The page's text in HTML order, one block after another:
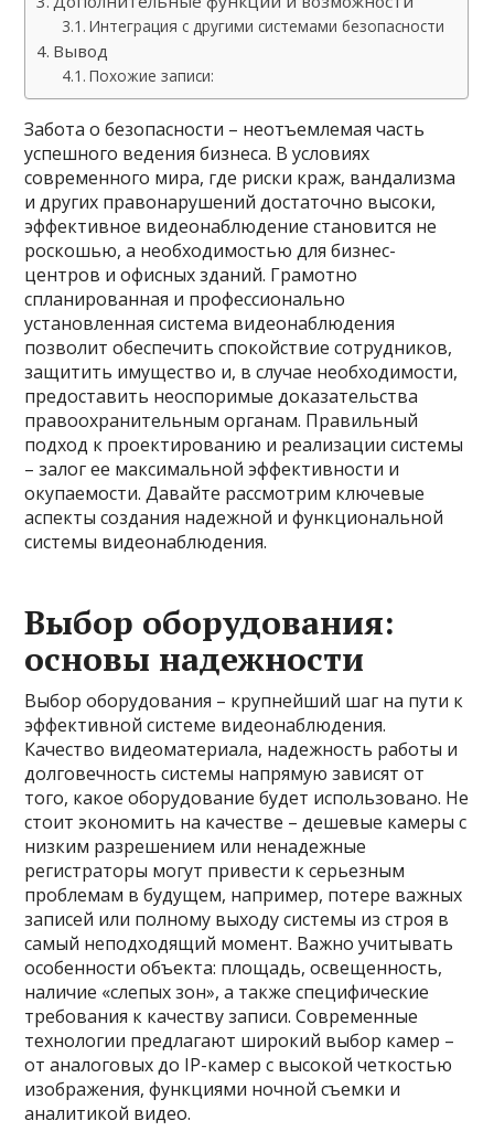
Интеграция с другими системами безопасности
Вывод
Похожие записи:
Забота о безопасности – неотъемлемая часть
успешного ведения бизнеса. В условиях
современного мира, где риски краж, вандализма
и других правонарушений достаточно высоки,
эффективное видеонаблюдение становится не
роскошью, а необходимостью для бизнес-
центров и офисных зданий. Грамотно
спланированная и профессионально
установленная система видеонаблюдения
позволит обеспечить спокойствие сотрудников,
защитить имущество и, в случае необходимости,
предоставить неоспоримые доказательства
правоохранительным органам. Правильный
подход к проектированию и реализации системы
– залог ее максимальной эффективности и
окупаемости. Давайте рассмотрим ключевые
аспекты создания надежной и функциональной
системы видеонаблюдения.
Выбор оборудования:
основы надежности
Выбор оборудования – крупнейший шаг на пути к
эффективной системе видеонаблюдения.
Качество видеоматериала, надежность работы и
долговечность системы напрямую зависят от
того, какое оборудование будет использовано. Не
стоит экономить на качестве – дешевые камеры с
низким разрешением или ненадежные
регистраторы могут привести к серьезным
проблемам в будущем, например, потере важных
записей или полному выходу системы из строя в
самый неподходящий момент. Важно учитывать
особенности объекта: площадь, освещенность,
наличие «слепых зон», а также специфические
требования к качеству записи. Современные
технологии предлагают широкий выбор камер –
от аналоговых до IP-камер с высокой четкостью
изображения, функциями ночной съемки и
аналитикой видео.